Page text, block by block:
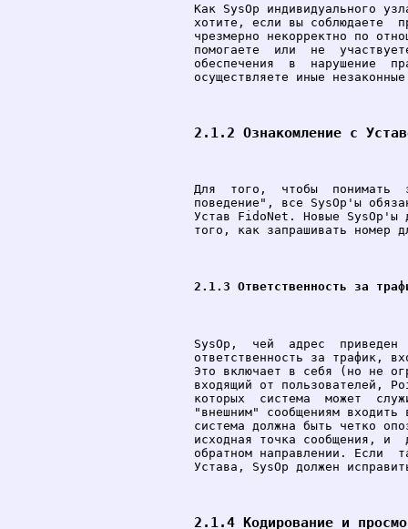
Как SysOp индивидуального
хотите, если вы соблюдаете
чрезмерно некорректно по
помогаете  или  не
обеспечения  в  нарушение
осуществляете иные
2.1.2 Ознакомление с
Для  того,  чтобы  понимать
поведение", все SysOp'ы
Устав FidoNet. Hовые
того, как запрашивать номер
2.1.3 Ответственность за
SysOp,  чей  адрес
ответственность за трафик,
Это включает в себя (но не
входящий от пользователей,
которых  система  может
"внешним" сообщениям
система должна быть четко
исходная точка сообщения,
обратном направлении. Если
Устава, SysOp должен
2.1.4 Кодирование и